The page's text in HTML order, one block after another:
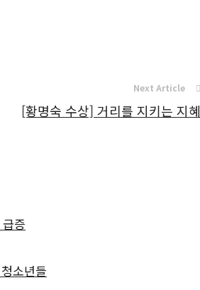
Next Article
[황명숙 수상] 거리를 지키는 지혜
증
소년들